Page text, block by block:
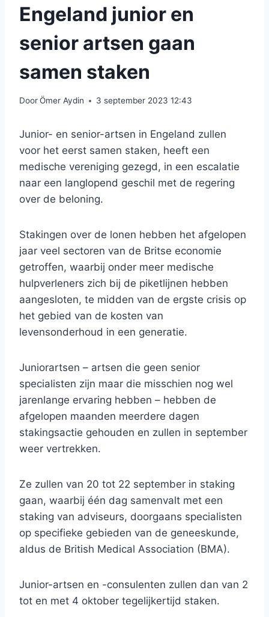
Engeland junior en
senior artsen gaan
samen staken
DoorÖmer Aydin 3 september 2023 12:43
Junior- en senior-artsen in Engeland zullen
voor het eerst samen staken, heeft een
medische vereniging gezegd, in een escalatie
naar een langlopend geschil met de regering
over de beloning.
Stakingen over de lonen hebben het afgelopen
jaar veel sectoren van de Britse economie
getroffen, waarbij onder meer medische
hulpverleners zich bij de piketlijnen hebben
aangesloten, te midden van de ergste crisis op
het gebied van de kosten van
levensonderhoud in een generatie.
Juniorartsen – artsen die geen senior
specialisten zijn maar die misschien nog wel
jarenlange ervaring hebben – hebben de
afgelopen maanden meerdere dagen
stakingsactie gehouden en zullen in september
weer vertrekken.
Ze zullen van 20 tot 22 september in staking
gaan, waarbij één dag samenvalt met een
staking van adviseurs, doorgaans specialisten
op specifieke gebieden van de geneeskunde,
aldus de British Medical Association (BMA).
Junior-artsen en -consulenten zullen dan van 2
tot en met 4 oktober tegelijkertijd staken.